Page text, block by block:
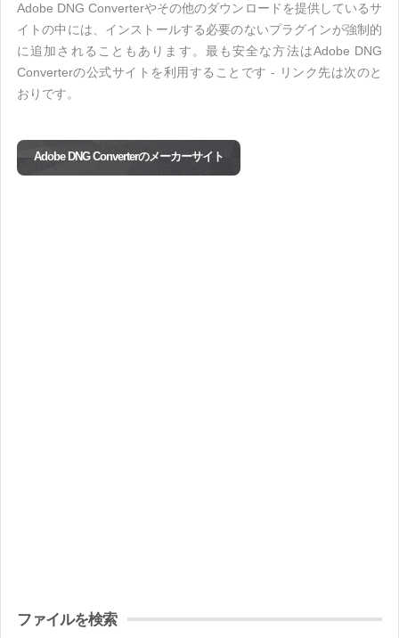
Adobe DNG Converterやその他のダウンロードを提供しているサ
イトの中には、インストールする必要のないプラグインが強制的
に追加されることもあります。最も安全な方法はAdobe DNG
Converterの公式サイトを利用することです - リンク先は次のと
おりです。
Adobe DNG Converterのメーカーサイト
ファイルを検索